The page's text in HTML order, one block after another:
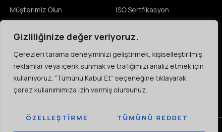
Gizliliğinize değer veriyoruz.
Çerezleri tarama deneyiminizi geliştirmek, kişiselleştirilmiş
reklamlar veya içerik sunmak ve trafiğimizi analiz etmek için
kullanıyoruz. “Tümünü Kabul Et” seçeneğine tıklayarak
çerez kullanımımıza izin vermiş olursunuz.
ÖZELLEŞTIRME TÜMÜNÜ REDDET
Müşterimiz Olun
ISO Sertfikasyon
MEDYA
Haberler
Etkinlikler
Video & Resim Galeri
KARIYER
Açık Pozisyonlar
Öğrenciler
Çeşitlilik & Kapsayıcılık